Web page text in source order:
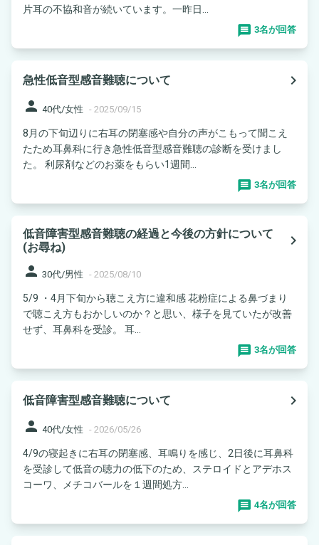
片耳の不協和音が続いています。一昨日...
3名が回答
急性低音型感音難聴について
navigate_next
person 40代/女性 - 2025/09/15
8月の下旬辺りに右耳の閉塞感や自分の声がこもって聞こえ
たため耳鼻科に行き急性低音型感音難聴の診断を受けまし
た。 利尿剤などのお薬をもらい1週間...
3名が回答
低音障害型感音難聴の経過と今後の方針について
(お尋ね)
navigate_next
person 30代/男性 - 2025/08/10
5/9 ・4月下旬から聴こえ方に違和感 花粉症による鼻づまり
で聴こえ方もおかしいのか？と思い、様子を見ていたが改善
せず、耳鼻科を受診。 耳...
3名が回答
低音障害型感音難聴について
navigate_next
person 40代/女性 - 2026/05/26
4/9の寝起きに右耳の閉塞感、耳鳴りを感じ、2日後に耳鼻科
を受診して低音の聴力の低下のため、ステロイドとアデホス
コーワ、メチコバールを１週間処方...
4名が回答